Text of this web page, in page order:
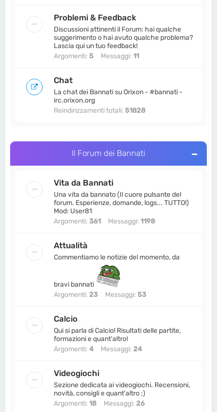
Bannati
MrBannati •7 maggio 2026, 23:48
ha pubblicato una risposta:Re: Zio Merlo
a Cinisello - Canzone Ufficiale
Bannati
ha pubblicato un nuovo topic:
Cinisello - Canzone Ufficiale inVita da
Bannati
Pelatone •5 maggio 2026, 22:58
Fesso Esclusivo si auto-descrive e +2
anni di Bannati.orginVita da Bannati
MrBannati •5 maggio 2026, 21:25
news: Dodoria prosegue gli attacchi,
Fesso Esclusivo si auto-descrive e +2
anni di Bannati.orginVita da Bannati
Problemi & Feedback
Discussioni attinenti il Forum: hai qualche
suggerimento o hai avuto qualche problema?
Lascia qui un tuo feedback!
Argomenti:5 Messaggi:11
Chat
La chat dei Bannati su Orixon - #bannati -
irc.orixon.org
Reindirizzamenti totali:51828
Il Forum dei Bannati
Vita da Bannati
Una vita da bannato (Il cuore pulsante del
forum. Esperienze, domande, logs... TUTTO!)
Mod: User81
Argomenti:361 Messaggi:1198
Attualità
Commentiamo le notizie del momento, da
bravi bannati
Argomenti:23 Messaggi:53
Calcio
Qui si parla di Calcio! Risultati delle partite,
formazioni e quant'altro!
Argomenti:4 Messaggi:24
Videogiochi
Sezione dedicata ai videogiochi. Recensioni,
novità, consigli e quant'altro ;)
Argomenti:18 Messaggi:26